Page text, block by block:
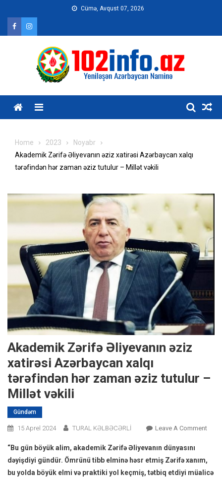
content
Cümə, Avqust 07, 2026
Home 2023
Noyabr
Akademik Zərifə Əliyevanın əziz xatirəsi Azərbaycan xalqı
tərəfindən hər zaman əziz tutulur – Millət vəkili
Akademik Zərifə Əliyevanın əziz
xatirəsi Azərbaycan xalqı
tərəfindən hər zaman əziz tutulur –
Millət vəkili
Gündəm
15 Aprel 2024 TURAL KƏLBƏCƏRLİ Leave A CommentOn
Əziz
“Bu gün böyük alim, akademik Zərifə Əliyevanın dünyasını
dəyişdiyi gündür. Ömrünü tibb elminə həsr etmiş Zərifə xanım,
bu yolda böyük elmi və praktiki yol keçmiş, tətbiq etdiyi müalicə